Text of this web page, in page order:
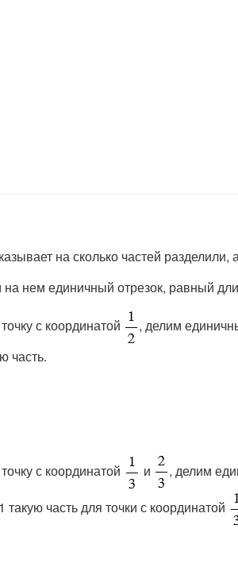
на сколько частей разделили,
нем единичный отрезок, равный
с координатой
, делим
часть.
с координатой и
, делим
часть для точки с координатой